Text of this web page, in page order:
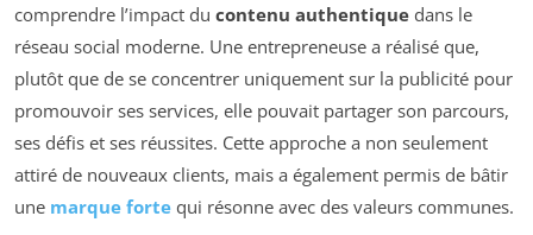
comprendre l’impact du contenu authentique dans le
réseau social moderne. Une entrepreneuse a réalisé que,
plutôt que de se concentrer uniquement sur la publicité pour
promouvoir ses services, elle pouvait partager son parcours,
ses défis et ses réussites. Cette approche a non seulement
attiré de nouveaux clients, mais a également permis de bâtir
une marque forte qui résonne avec des valeurs communes.